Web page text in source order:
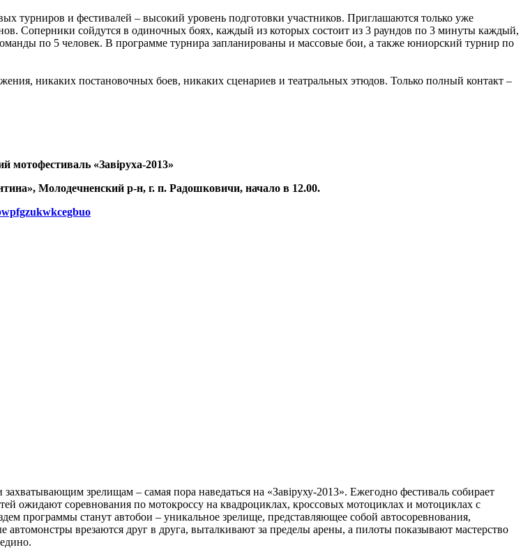
турниров и фестивалей – высокий уровень подготовки участников. Приглашаются только уже
Соперники сойдутся в одиночных боях, каждый из которых состоит из 3 раундов по 3 минуты каждый,
по 5 человек. В программе турнира запланированы и массовые бои, а также юниорский турнир по
никаких постановочных боев, никаких сценариев и театральных этюдов. Только полный контакт –
мотофестиваль «Завiруха-2013»
Молодечненский р-н, г. п. Радошковичи, начало в 12.00.
зрелищам – самая пора наведаться на «Завiруху-2013». Ежегодно фестиваль собирает
ожидают соревнования по мотокроссу на квадроциклах, кроссовых мотоциклах и мотоциклах с
программы станут автобои – уникальное зрелище, представляющее собой автосоревнования,
врезаются друг в друга, выталкивают за пределы арены, а пилоты показывают мастерство